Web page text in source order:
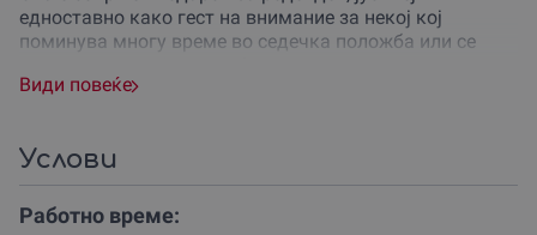
едноставно како гест на внимание за некој кој
поминува многу време во седечка положба или се
пријатели, родители или за самите себе, поддржувајќи
ја истовремено локалната заедница на врвни
професионалци.
Види повеќе
Услови
Работно време: